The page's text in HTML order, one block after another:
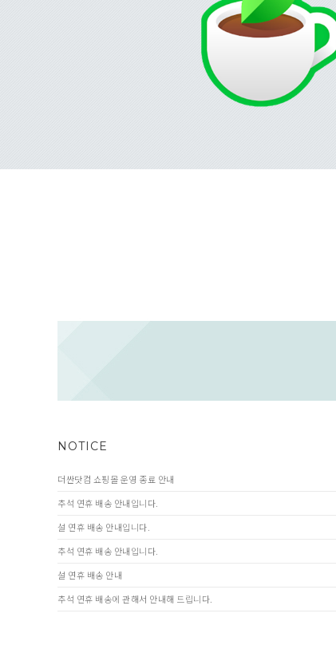
NOTICE
더싼닷컴 쇼핑몰 운영 종료 안내
추석 연휴 배송 안내입니다.
설 연휴 배송 안내입니다.
추석 연휴 배송 안내입니다.
설 연휴 배송 안내
추석 연휴 배송에 관해서 안내해 드립니다.